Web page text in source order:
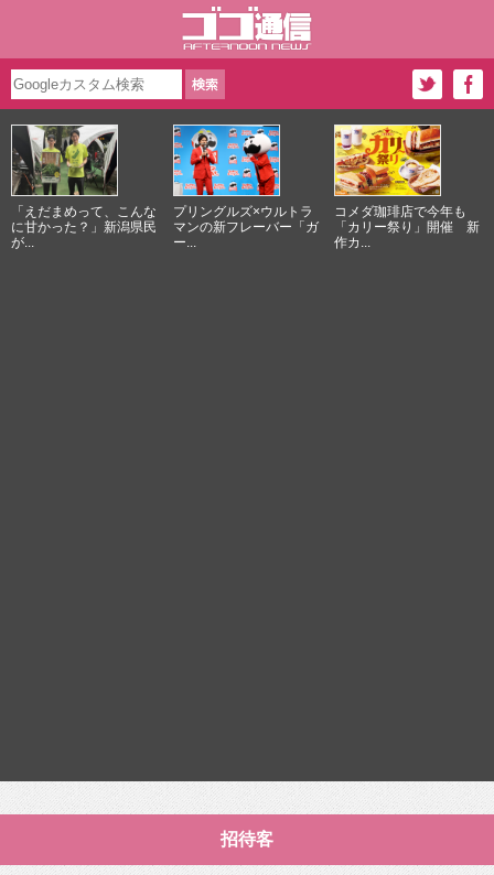
「えだまめって、こんな
に甘かった？」新潟県民
が...
プリングルズ×ウルトラ
マンの新フレーバー「ガ
ー...
コメダ珈琲店で今年も
「カリー祭り」開催 新
作カ...
招待客